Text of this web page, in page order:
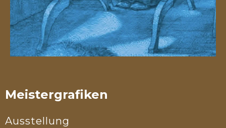
Meistergrafiken
Ausstellung